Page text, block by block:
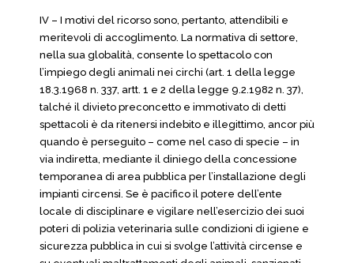
IV – I motivi del ricorso sono, pertanto, attendibili e
meritevoli di accoglimento. La normativa di settore,
nella sua globalità, consente lo spettacolo con
l’impiego degli animali nei circhi (art. 1 della legge
18.3.1968 n. 337, artt. 1 e 2 della legge 9.2.1982 n. 37),
talché il divieto preconcetto e immotivato di detti
spettacoli è da ritenersi indebito e illegittimo, ancor più
quando è perseguito – come nel caso di specie – in
via indiretta, mediante il diniego della concessione
temporanea di area pubblica per l’installazione degli
impianti circensi. Se è pacifico il potere dell’ente
locale di disciplinare e vigilare nell’esercizio dei suoi
poteri di polizia veterinaria sulle condizioni di igiene e
sicurezza pubblica in cui si svolge l’attività circense e